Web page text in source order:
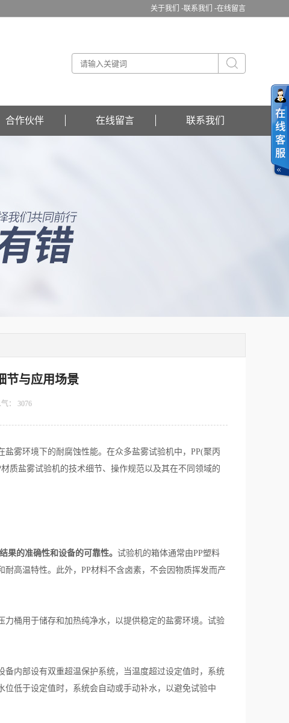
关于我们 -联系我们 -在线留言
合作伙伴 在线留言 联系我们
节与应用场景
： 3076
雾环境下的耐腐蚀性能。在众多盐雾试验机中，PP(聚丙
质盐雾试验机的技术细节、操作规范以及其在不同领域的
果的准确性和设备的可靠性。 试验机的箱体通常由PP塑料
高温特性。此外，PP材料不含卤素，不会因物质挥发而产
桶用于储存和加热纯净水，以提供稳定的盐雾环境。试验
内部设有双重超温保护系统，当温度超过设定值时，系统
低于设定值时，系统会自动或手动补水，以避免试验中